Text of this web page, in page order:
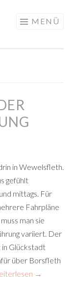
MENÜ
in Wewelsfleth.
gefühlt
mittags. Für
Fahrpläne
man sie
variiert. Der
in Glückstadt
über Borsfleth
→